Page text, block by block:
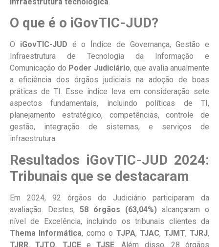
O que é o iGovTIC-JUD?
O iGovTIC-JUD é o Índice de Governança, Gestão e
Infraestrutura de Tecnologia da Informação e
Comunicação do Poder Judiciário, que avalia anualmente
a eficiência dos órgãos judiciais na adoção de boas
práticas de TI. Esse índice leva em consideração sete
aspectos fundamentais, incluindo políticas de TI,
planejamento estratégico, competências, controle de
gestão, integração de sistemas, e serviços de
infraestrutura.
Resultados iGovTIC-JUD 2024:
Tribunais que se destacaram
Em 2024, 92 órgãos do Judiciário participaram da
avaliação. Destes, 58 órgãos (63,04%) alcançaram o
nível de Excelência, incluindo os tribunais clientes da
Thema Informática, como o TJPA,TJAC, TJMT,TJRJ,
TJRR,TJTO, TJCEe TJSE . Além disso, 28 órgãos